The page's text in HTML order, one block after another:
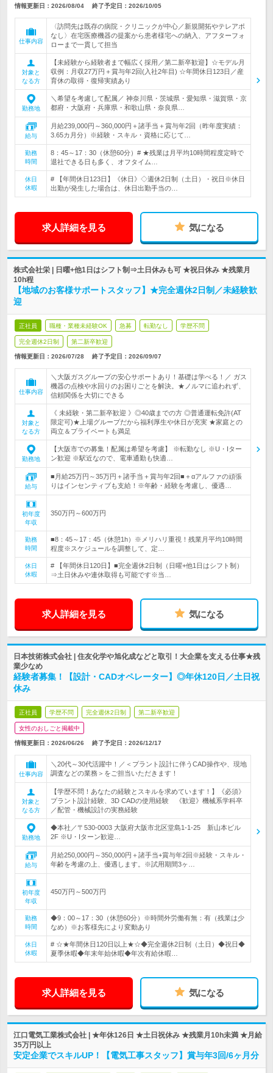
情報更新日：2026/08/04 終了予定日： 2026/10/05
仕事内容
〈訪問先は既存の病院・クリニックが中心／新規開拓やテレアポ
なし〉在宅医療機器の提案から患者様宅への納入、アフターフォ
ローまで一貫して担当
対象と
なる方
【未経験から経験者まで幅広く採用／第二新卒歓迎】☆モデル月
収例：月収27万円＋賞与年2回(入社2年目) ☆年間休日123日／産
育休の取得・復帰実績あり
勤務地
＼希望を考慮して配属／ 神奈川県・茨城県・愛知県・滋賀県・京
都府・大阪府・兵庫県・和歌山県・奈良県…
給与
月給239,000円～360,000円＋諸手当＋賞与年2回（昨年度実績：
3.65カ月分）※経験・スキル・資格に応じて…
勤務
時間
8：45～17：30（休憩60分）# ★残業は月平均10時間程度定時で
退社できる日も多く、オフタイム…
休日
休暇
# 【年間休日123日】《休日》◇週休2日制（土日）・祝日※休日
出勤が発生した場合は、休日出勤手当の…
求人詳細を見る 気になる
株式会社栄 | 日曜+他1日はシフト制⇒土日休みも可 ★祝日休み ★残業月
10h程
【地域のお客様サポートスタッフ】★完全週休2日制／未経験歓
迎
正社員 職種・業種未経験OK 急募 転勤なし 学歴不問
完全週休2日制 第二新卒歓迎
情報更新日：2026/07/28 終了予定日： 2026/09/07
仕事内容
＼大阪ガスグループの安心サポートあり！基礎は学べる！／ ガス
機器の点検や水回りのお困りごとを解決。★ノルマに追われず、
信頼関係を大切にできる
対象と
なる方
《 未経験・第二新卒歓迎 》◎40歳までの方 ◎普通運転免許(AT
限定可)★上場グループだから福利厚生や休日が充実 ★家庭との
両立＆プライベートも満足
勤務地
【大阪市での募集！配属は希望を考慮】 ※転勤なし ※U・Iター
ン歓迎 ※駅近なので、電車通勤も快適…
給与
■月給25万円～35万円＋諸手当＋賞与年2回■＋αアルファの頑張
りはインセンティブも支給！※年齢・経験を考慮し、優遇…
初年度
年収
350万円～600万円
勤務
時間
■8：45～17：45（休憩1h）※メリハリ重視！残業月平均10時間
程度※スケジュールを調整して、定…
休日
休暇
# 【年間休日120日】■完全週休2日制（日曜+他1日はシフト制）
⇒土日休みや連休取得も可能です※当…
求人詳細を見る 気になる
日本技術株式会社 | 住友化学や旭化成などと取引！大企業を支える仕事★残
業少なめ
経験者募集！【設計・CADオペレーター】◎年休120日／土日祝
休み
正社員 学歴不問 完全週休2日制 第二新卒歓迎
女性のおしごと掲載中
情報更新日：2026/06/26 終了予定日： 2026/12/17
仕事内容
＼20代～30代活躍中！／＜プラント設計に伴うCAD操作や、現地
調査などの業務＞をご担当いただきます！
対象と
なる方
【学歴不問！あなたの経験とスキルを求めています！】《必須》
プラント設計経験、3D CADの使用経験 《歓迎》機械系学科卒
／配管・機械設計の実務経験
勤務地
◆本社／〒530-0003 大阪府大阪市北区堂島1-1-25 新山本ビル
2F ※U・Iターン歓迎…
給与
月給250,000円～350,000円＋諸手当+賞与年2回※経験・スキル・
年齢を考慮の上、優遇します。※試用期間3ヶ…
初年度
年収
450万円～500万円
勤務
時間
◆9：00～17：30（休憩60分）※時間外労働有無：有（残業は少
なめ）※お客様先により変動あり
休日
休暇
# ☆★年間休日120日以上★☆◆完全週休2日制（土日）◆祝日◆
夏季休暇◆年末年始休暇◆年次有給休暇…
求人詳細を見る 気になる
江口電気工業株式会社 | ★年休126日 ★土日祝休み ★残業月10h未満 ★月給
35万円以上
安定企業でスキルUP！【電気工事スタッフ】賞与年3回/6ヶ月分